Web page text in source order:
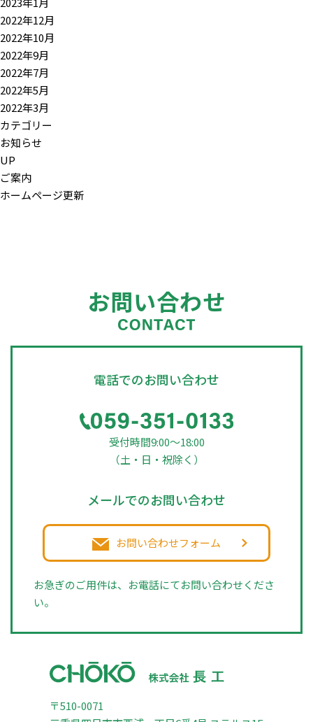
2022年12月
2022年10月
2022年9月
2022年7月
2022年5月
2022年3月
カテゴリー
お知らせ
UP
ご案内
ホームページ更新
お問い合わせ
電話でのお問い合わせ
受付時間9:00～18:00
（土・日・祝除く）
メールでのお問い合わせ
お問い合わせフォーム
お急ぎのご用件は、お電話にてお問い合わせくださ
い。
〒510-0071